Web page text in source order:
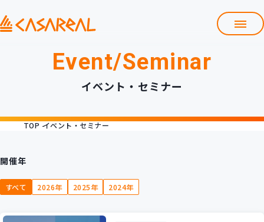
プロダクト開発支援
定型コース
Event/Seminar
イベント・セミナー
TOP イベント・セミナー
開催年
すべて 2026年 2025年 2024年